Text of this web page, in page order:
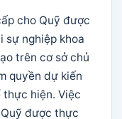
cho Quỹ được
sự nghiệp khoa
trên cơ sở chủ
quyền dự kiến
hiện. Việc
được thực